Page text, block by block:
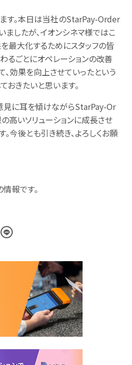
す。本日は当社のStarPay-Order
ましたが、イオンシネマ様ではこ
最大化するためにスタッフの皆
るごとにオペレーションの改善
、効果を向上させていったという
おきたいと思います。
に耳を傾けながらStarPay-Or
高いソリューションに成長させ
今後とも引き続き、よろしくお願
報です。